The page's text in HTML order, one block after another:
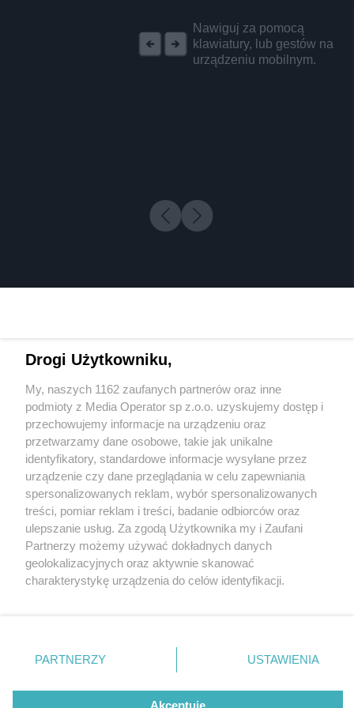
Nawiguj za pomocą
klawiatury, lub gestów na
urządzeniu mobilnym.
5 / 0
Wydawca mediów lokalnych
Nie zapomnij
zapoznać się z:
polityką prywatności regulamin korzystania z portali
Twojemiasto
Piekary Śląskie
Chorzów
Tarnowskie Góry
Gliwice
Skontakuj sięz nami
Kontakt
Wydawca
Redakcja
Drogi Użytkowniku,
My, naszych 1162 zaufanych partnerów oraz inne
podmioty z Media Operator sp z.o.o. uzyskujemy dostęp i
przechowujemy informacje na urządzeniu oraz
przetwarzamy dane osobowe, takie jak unikalne
identyfikatory, standardowe informacje wysyłane przez
urządzenie czy dane przeglądania w celu zapewniania
spersonalizowanych reklam, wybór spersonalizowanych
treści, pomiar reklam i treści, badanie odbiorców oraz
ulepszanie usług. Za zgodą Użytkownika my i Zaufani
Partnerzy możemy używać dokładnych danych
geolokalizacyjnych oraz aktywnie skanować
charakterystykę urządzenia do celów identyfikacji.
zmienić/wycofać klikając przycisk ustawień prywatności
znajdujący się w lewym dolnym rogu strony
rodzaje przetwarzania danych nie wymagają zgody
użytkownika, ale masz prawo sprzeciwić się takiemu
PARTNERZY USTAWIENIA
Akceptuję